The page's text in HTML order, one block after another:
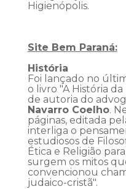
Higienópolis.
Site Bem Paraná:
História
Foi lançado no
o livro "A História
de autoria do
Navarro Coelho.
páginas, editada
interliga o
estudiosos de
Ética e Religião
surgem os mitos
convencionou
judaico-cristã".